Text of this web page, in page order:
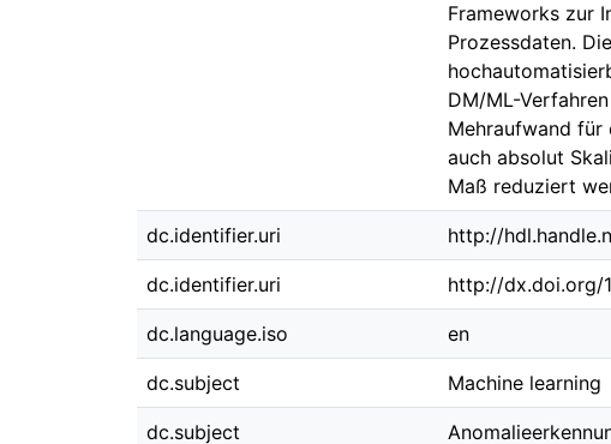
Frameworks zur
Prozessdaten.
DM/ML-
Mehraufwand für
auch absolut
Maß reduziert
dc.identifier.uri http://
dc.identifier.uri http://dx.doi.org/
dc.language.iso en
dc.subject Machine learning
dc.subject